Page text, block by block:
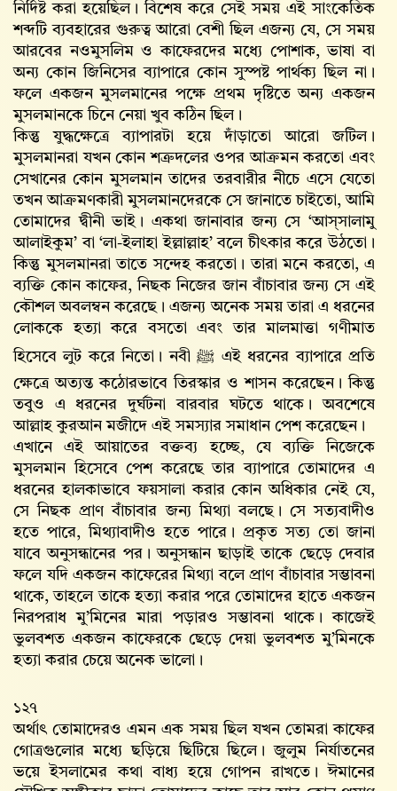
নির্দিষ্ট করা হয়েছিল। বিশেষ করে সেই সময় এই সাংকেতিক
শব্দটি ব্যবহারের গুরুত্ব আরো বেশী ছিল এজন্য যে, সে সময়
আরবের নওমুসলিম ও কাফেরদের মধ্যে পোশাক, ভাষা বা
অন্য কোন জিনিসের ব্যাপারে কোন সুস্পষ্ট পার্থক্য ছিল না।
ফলে একজন মুসলমানের পক্ষে প্রথম দৃষ্টিতে অন্য একজন
মুসলমানকে চিনে নেয়া খুব কঠিন ছিল।
কিন্তু যুদ্ধক্ষেত্রে ব্যাপারটা হয়ে দাঁড়াতো আরো জটিল।
মুসলমানরা যখন কোন শত্রুদলের ওপর আক্রমন করতো এবং
সেখানের কোন মুসলমান তাদের তরবারীর নীচে এসে যেতো
তখন আক্রমণকারী মুসলমানদেরকে সে জানাতে চাইতো, আমি
তোমাদের দ্বীনী ভাই। একথা জানাবার জন্য সে ‘আস্‌সালামু
আলাইকুম’ বা ‘লা-ইলাহা ইল্লাল্লাহ’ বলে চীৎকার করে উঠতো।
কিন্তু মুসলমানরা তাতে সন্দেহ করতো। তারা মনে করতো, এ
ব্যক্তি কোন কাফের, নিছক নিজের জান বাঁচাবার জন্য সে এই
কৌশল অবলম্বন করেছে। এজন্য অনেক সময় তারা এ ধরনের
লোককে হত্যা করে বসতো এবং তার মালমাত্তা গণীমাত
হিসেবে লুট করে নিতো। নবী ﷺ এই ধরনের ব্যাপারে প্রতি
ক্ষেত্রে অত্যন্ত কঠোরভাবে তিরস্কার ও শাসন করেছেন। কিন্তু
তবুও এ ধরনের দুর্ঘটনা বারবার ঘটতে থাকে। অবশেষে
আল্লাহ কুরআন মজীদে এই সমস্যার সমাধান পেশ করেছেন।
এখানে এই আয়াতের বক্তব্য হচ্ছে, যে ব্যক্তি নিজেকে
মুসলমান হিসেবে পেশ করেছে তার ব্যাপারে তোমাদের এ
ধরনের হালকাভাবে ফয়সালা করার কোন অধিকার নেই যে,
সে নিছক প্রাণ বাঁচাবার জন্য মিথ্যা বলছে। সে সত্যবাদীও
হতে পারে, মিথ্যাবাদীও হতে পারে। প্রকৃত সত্য তো জানা
যাবে অনুসন্ধানের পর। অনুসন্ধান ছাড়াই তাকে ছেড়ে দেবার
ফলে যদি একজন কাফেরের মিথ্যা বলে প্রাণ বাঁচাবার সম্ভাবনা
থাকে, তাহলে তাকে হত্যা করার পরে তোমাদের হাতে একজন
নিরপরাধ মু’মিনের মারা পড়ারও সম্ভাবনা থাকে। কাজেই
ভুলবশত একজন কাফেরকে ছেড়ে দেয়া ভুলবশত মু’মিনকে
হত্যা করার চেয়ে অনেক ভালো।
১২৭
অর্থাৎ তোমাদেরও এমন এক সময় ছিল যখন তোমরা কাফের
গোত্রগুলোর মধ্যে ছড়িয়ে ছিটিয়ে ছিলে। জুলুম নির্যাতনের
ভয়ে ইসলামের কথা বাধ্য হয়ে গোপন রাখতে। ঈমানের